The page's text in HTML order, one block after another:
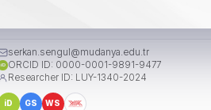
serkan.sengul@mudanya.edu.tr
iD ORCID ID: 0000-0001-9891-9477
Researcher ID: LUY-1340-2024
iD GS WS